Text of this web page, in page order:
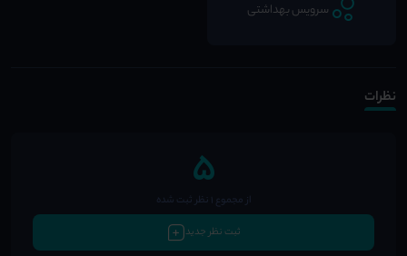
سرویس بهداشتی
نظرات
5از مجموع 1 نظر ثبت شده
ثبت نظر جدید